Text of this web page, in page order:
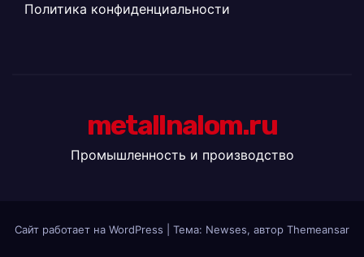
Политика конфиденциальности
metallnalom.ru
Промышленность и производство
Сайт работает на WordPress Тема: Newses, автор Themeansar